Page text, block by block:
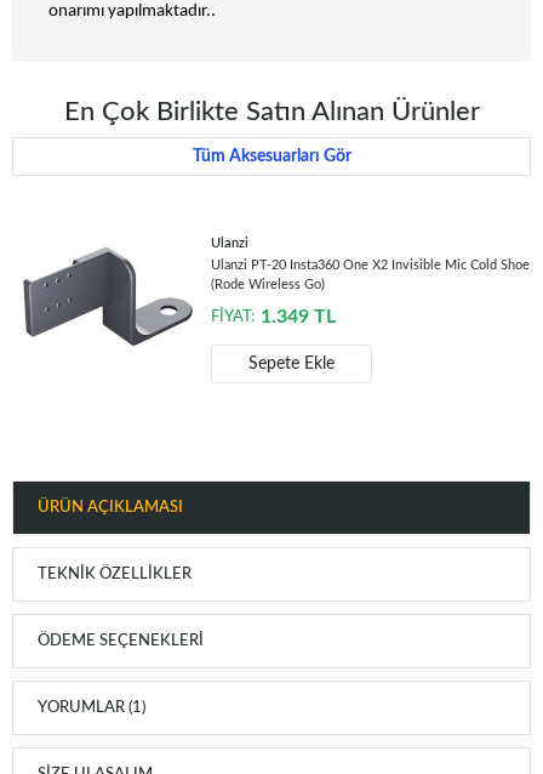
onarımı yapılmaktadır..
En Çok Birlikte Satın Alınan Ürünler
Tüm Aksesuarları Gör
Ulanzi
Ulanzi PT-20 Insta360 One X2 Invisible Mic Cold Shoe
(Rode Wireless Go)
FİYAT: 1.349 TL
Sepete Ekle
ÜRÜN AÇIKLAMASI
TEKNIK ÖZELLIKLER
ÖDEME SEÇENEKLERI
YORUMLAR (1)